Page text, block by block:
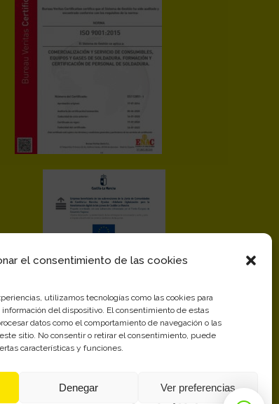
el consentimiento de las cookies
utilizamos tecnologías como las cookies para
del dispositivo. El consentimiento de estas
datos como el comportamiento de navegación o las
sitio. No consentir o retirar el consentimiento, puede
características y funciones.
Denegar Ver preferencias